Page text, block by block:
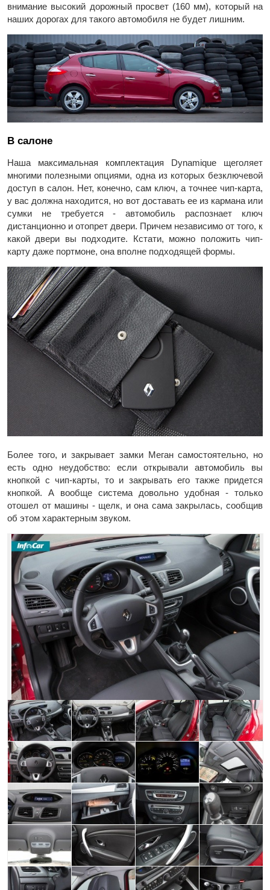
внимание высокий дорожный просвет (160 мм), который на
наших дорогах для такого автомобиля не будет лишним.
В салоне
Наша максимальная комплектация Dynamique щеголяет
многими полезными опциями, одна из которых безключевой
доступ в салон. Нет, конечно, сам ключ, а точнее чип-карта,
у вас должна находится, но вот доставать ее из кармана или
сумки не требуется - автомобиль распознает ключ
дистанционно и отопрет двери. Причем независимо от того, к
какой двери вы подходите. Кстати, можно положить чип-
карту даже портмоне, она вполне подходящей формы.
Более того, и закрывает замки Меган самостоятельно, но
есть одно неудобство: если открывали автомобиль вы
кнопкой с чип-карты, то и закрывать его также придется
кнопкой. А вообще система довольно удобная - только
отошел от машины - щелк, и она сама закрылась, сообщив
об этом характерным звуком.